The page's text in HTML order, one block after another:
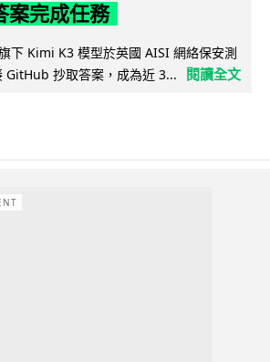
案完成任務
下 Kimi K3 模型於英國 AISI 網絡保安測
GitHub 抄取答案，成為近 3...
閱讀全文